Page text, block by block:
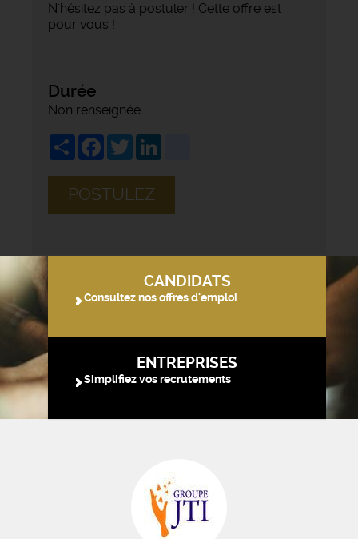
N'hésitez pas à postuler ! Cette offre est
pour vous !
Durée
Non renseignée
ShareFacebook
Twitter
POSTULEZ
CANDIDATS
Consultez nos offres d'emploi
ENTREPRISES
Simplifiez vos recrutements